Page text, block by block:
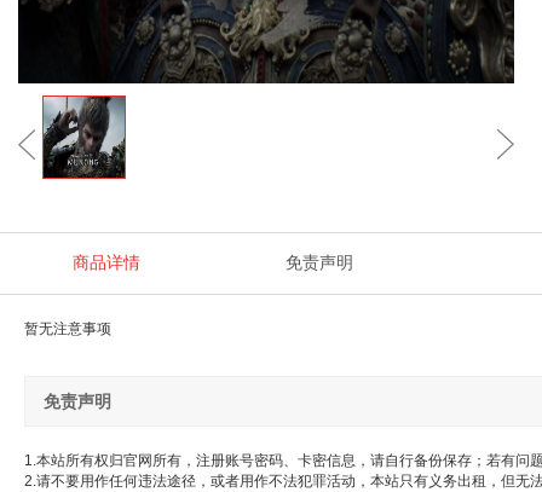
商品详情 免责声明
暂无注意事项
免责声明
1.本站所有权归官网所有，注册账号密码、卡密信息，请自行备份保存；若有问
2.请不要用作任何违法途径，或者用作不法犯罪活动，本站只有义务出租，但